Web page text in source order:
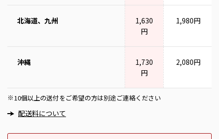
北海道、九州
1,630
円
1,980円
沖縄
1,730
円
2,080円
※ 10個以上の送付をご希望の方は別途ご連絡ください
配送料について